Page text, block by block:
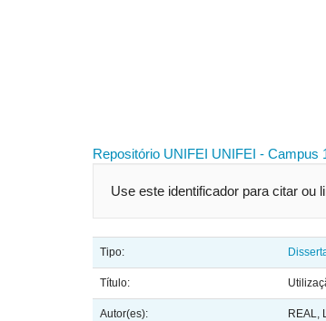
Repositório UNIFEI UNIFEI - Campus
Use este identificador para citar ou
Tipo:
Título:
Autor(es): REAL,